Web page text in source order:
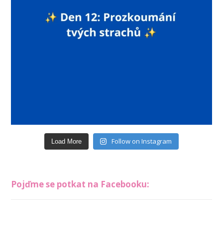
Load More Follow on Instagram
Pojďme se potkat na Facebooku: